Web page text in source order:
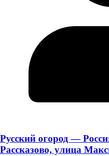
Русский огород —
Рассказово, улица